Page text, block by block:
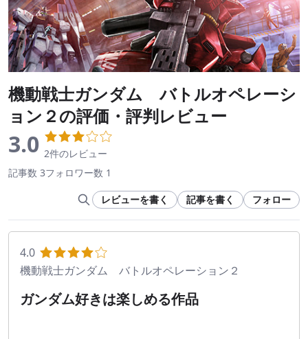
機動戦士ガンダム バトルオペレーシ
ョン２の評価・評判レビュー
3.0 2件のレビュー
記事数 3フォロワー数 1
レビューを書く 記事を書く フォロー
4.0
機動戦士ガンダム バトルオペレーション２
ガンダム好きは楽しめる作品